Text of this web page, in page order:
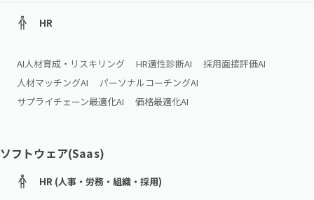
HR
AI人材育成・リスキリング HR適性診断AI
採用面接評価AI
人材マッチングAI
パーソナルコーチングAI
サプライチェーン最適化AI
価格最適化AI
ソフトウェア(Saas)
HR (人事・労務・組織・採用)